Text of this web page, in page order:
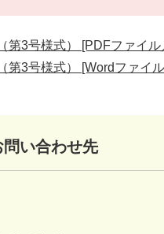
第3号様式） [PDFファイル
第3号様式） [Wordファイ
い合わせ先